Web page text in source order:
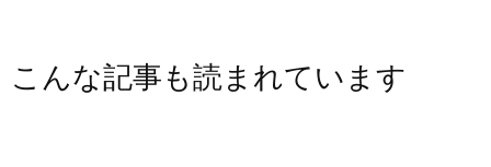
こんな記事も読まれています